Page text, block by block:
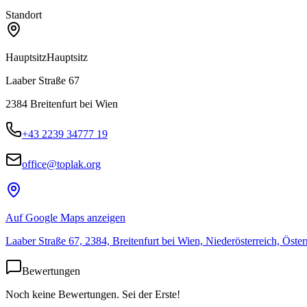
Standort
HauptsitzHauptsitz
Laaber Straße 67
2384 Breitenfurt bei Wien
+43 2239 34777 19
office@toplak.org
Auf Google Maps anzeigen
Laaber Straße 67, 2384, Breitenfurt bei Wien, Niederösterreich,
Bewertungen
Noch keine Bewertungen. Sei der Erste!